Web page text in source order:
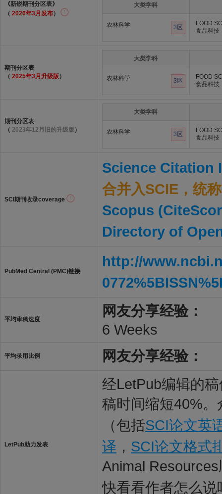
《新锐期刊分区表》
（ 2026年3月发布）
大类学科
农林科学 3区
FOOD
食品科技
期刊分区表
（ 2025年3月升级版 ）
大类学科
农林科学 3区
FOOD
食品科技
期刊分区表
（ 2023年12月旧的升级版 ）
大类学科
农林科学 3区
FOOD
食品科技
SCI期刊收录coverage
Science Citation
合并入SCIE，统
Scopus
Directory of
PubMed Central (PMC)链接
http://
平均审稿速度
网友分享经验：
6 Weeks
平均录用比例 网友分享经验：
LetPub助力发表
经LetPub编辑的
稿时间缩短40%
（包括SCI论文英
译 ， SCI论文格式
Animal
快看看作者怎么说